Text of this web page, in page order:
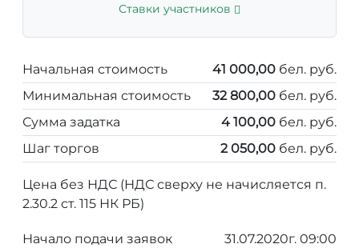
Ставки участников
Начальная стоимость 41 000,00 бел. руб.
Минимальная стоимость
32 800,00 бел. руб.
Сумма задатка
4 100,00 бел. руб.
Шаг торгов
2 050,00 бел. руб.
Цена без НДС (НДС сверху не начисляется п.
2.30.2 ст. 115 НК РБ)
Начало подачи заявок
31.07.2020г. 09:00